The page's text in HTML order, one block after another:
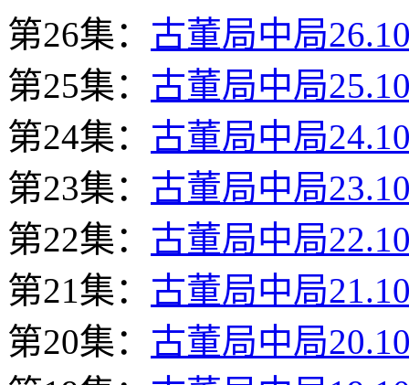
第26集： 古董局中局
第25集： 古董局中局
第24集： 古董局中局
第23集： 古董局中局
第22集： 古董局中局
第21集： 古董局中局
第20集： 古董局中局